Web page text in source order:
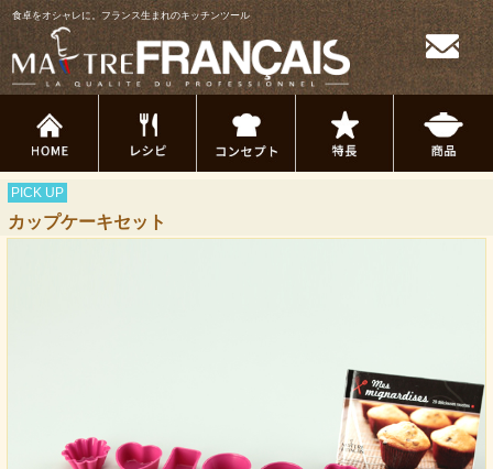
食卓をオシャレに。フランス生まれのキッチンツール
PICK UP
カップケーキセット